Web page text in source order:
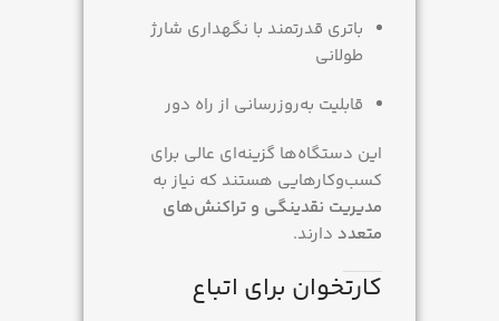
باتری قدرتمند با نگهداری شارژ
طولانی
قابلیت به‌روزرسانی از راه دور
این دستگاه‌ها گزینه‌ای عالی برای
کسب‌وکارهایی هستند که نیاز به
مدیریت نقدینگی و تراکنش‌های
متعدد دارند.
کارتخوان برای اتباع